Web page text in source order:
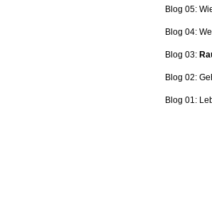
Blog 05:
Blog 04:
Blog 03:
Blog 02:
Blog 01: